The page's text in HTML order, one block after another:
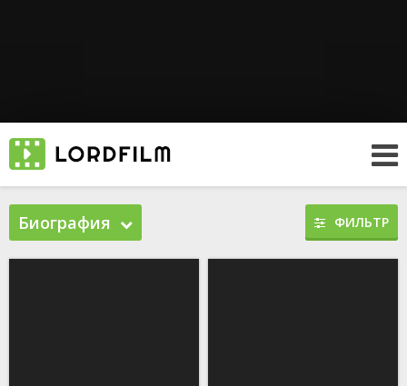
Биография ФИЛЬТР